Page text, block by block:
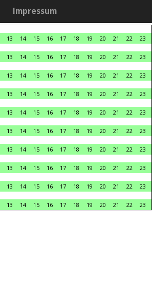
Impressum
13 14 15 16 17 18 19 20 21 22
23
13 14 15 16 17 18 19 20 21 22
23
13 14 15 16 17 18 19 20 21 22
23
13 14 15 16 17 18 19 20 21 22
23
13 14 15 16 17 18 19 20 21 22
23
13 14 15 16 17 18 19 20 21 22
23
13 14 15 16 17 18 19 20 21 22
23
13 14 15 16 17 18 19 20 21 22
23
13 14 15 16 17 18 19 20 21 22
23
13 14 15 16 17 18 19 20 21 22 23